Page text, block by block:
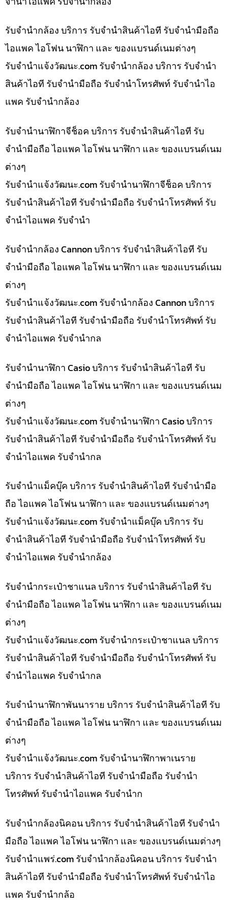
รับจำนำกล้อง บริการ รับจำนำสินค้าไอที รับจำนำมือถือ
ไอแพค ไอโฟน นาฬิกา และ ของแบรนด์เนมต่างๆ
รับจํานําแจ้งวัฒนะ.com รับจำนำกล้อง บริการ รับจำนำ
สินค้าไอที รับจำนำมือถือ รับจำนำโทรศัพท์ รับจำนำไอ
แพค รับจำนำกล้อง
รับจำนำนาฬิกาจีช็อค บริการ รับจำนำสินค้าไอที รับ
จำนำมือถือ ไอแพค ไอโฟน นาฬิกา และ ของแบรนด์เนม
ต่างๆ
รับจํานําแจ้งวัฒนะ.com รับจำนำนาฬิกาจีช็อค บริการ
รับจำนำสินค้าไอที รับจำนำมือถือ รับจำนำโทรศัพท์ รับ
จำนำไอแพค รับจำนำ
รับจำนำกล้อง Cannon บริการ รับจำนำสินค้าไอที รับ
จำนำมือถือ ไอแพค ไอโฟน นาฬิกา และ ของแบรนด์เนม
ต่างๆ
รับจํานําแจ้งวัฒนะ.com รับจำนำกล้อง Cannon บริการ
รับจำนำสินค้าไอที รับจำนำมือถือ รับจำนำโทรศัพท์ รับ
จำนำไอแพค รับจำนำกล
รับจำนำนาฬิกา Casio บริการ รับจำนำสินค้าไอที รับ
จำนำมือถือ ไอแพค ไอโฟน นาฬิกา และ ของแบรนด์เนม
ต่างๆ
รับจํานําแจ้งวัฒนะ.com รับจำนำนาฬิกา Casio บริการ
รับจำนำสินค้าไอที รับจำนำมือถือ รับจำนำโทรศัพท์ รับ
จำนำไอแพค รับจำนำกล
รับจำนำแม็คบุ๊ค บริการ รับจำนำสินค้าไอที รับจำนำมือ
ถือ ไอแพค ไอโฟน นาฬิกา และ ของแบรนด์เนมต่างๆ
รับจํานําแจ้งวัฒนะ.com รับจำนำแม็คบุ๊ค บริการ รับ
จำนำสินค้าไอที รับจำนำมือถือ รับจำนำโทรศัพท์ รับ
จำนำไอแพค รับจำนำกล้อง
รับจำนำกระเป๋าชาแนล บริการ รับจำนำสินค้าไอที รับ
จำนำมือถือ ไอแพค ไอโฟน นาฬิกา และ ของแบรนด์เนม
ต่างๆ
รับจํานําแจ้งวัฒนะ.com รับจำนำกระเป๋าชาแนล บริการ
รับจำนำสินค้าไอที รับจำนำมือถือ รับจำนำโทรศัพท์ รับ
จำนำไอแพค รับจำนำกล
รับจำนำนาฬิกาพันนาราย บริการ รับจำนำสินค้าไอที รับ
จำนำมือถือ ไอแพค ไอโฟน นาฬิกา และ ของแบรนด์เนม
ต่างๆ
รับจํานําแจ้งวัฒนะ.com รับจำนำนาฬิกาพาเนราย
บริการ รับจำนำสินค้าไอที รับจำนำมือถือ รับจำนำ
โทรศัพท์ รับจำนำไอแพค รับจำนำก
รับจำนำกล้องนิคอน บริการ รับจำนำสินค้าไอที รับจำนำ
มือถือ ไอแพค ไอโฟน นาฬิกา และ ของแบรนด์เนมต่างๆ
รับจํานําแพร่.com รับจำนำกล้องนิคอน บริการ รับจำนำ
สินค้าไอที รับจำนำมือถือ รับจำนำโทรศัพท์ รับจำนำไอ
แพค รับจำนำกล้อ